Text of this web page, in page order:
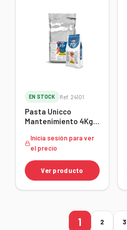
EN STOCK Ref. 24101
Pasta Unicco
Mantenimiento 4Kg
Inicia sesión para ver
el precio
Ver producto
1 2 3